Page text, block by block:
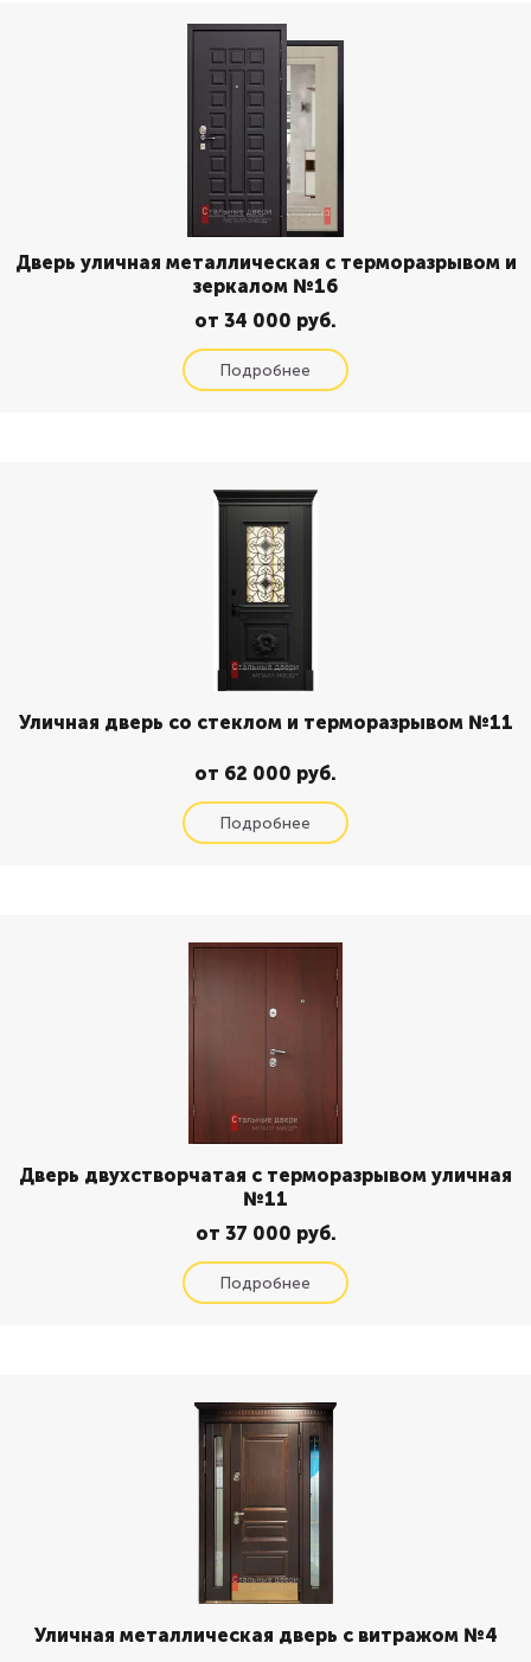
Дверь уличная металлическая с терморазрывом и
зеркалом №16
от 34 000 руб.
Уличная дверь со стеклом и терморазрывом №11
от 62 000 руб.
Дверь двухстворчатая с терморазрывом уличная
№11
от 37 000 руб.
Уличная металлическая дверь с витражом №4